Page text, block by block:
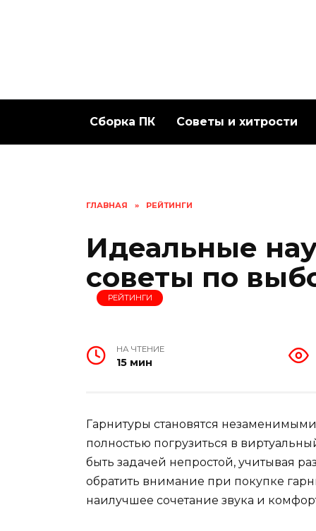
Сборка ПК Советы и хитрости
ГЛАВНАЯ » РЕЙТИНГИ
Идеальные
советы по
РЕЙТИНГИ
НА ЧТЕНИЕ
15 мин
Гарнитуры становятся
полностью погрузиться в
быть задачей непростой, учитывая
обратить внимание при покупке
наилучшее сочетание звука и